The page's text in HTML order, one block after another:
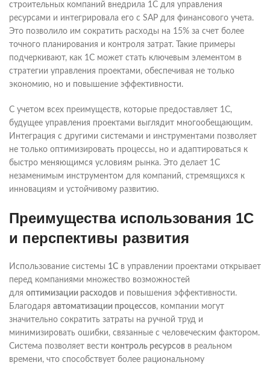
строительных компаний внедрила 1С для управления
ресурсами и интегрировала его с SAP для финансового учета.
Это позволило им сократить расходы на 15% за счет более
точного планирования и контроля затрат. Такие примеры
подчеркивают, как 1С может стать ключевым элементом в
стратегии управления проектами, обеспечивая не только
экономию, но и повышение эффективности.
С учетом всех преимуществ, которые предоставляет 1С,
будущее управления проектами выглядит многообещающим.
Интеграция с другими системами и инструментами позволяет
не только оптимизировать процессы, но и адаптироваться к
быстро меняющимся условиям рынка. Это делает 1С
незаменимым инструментом для компаний, стремящихся к
инновациям и устойчивому развитию.
Преимущества использования 1С
и перспективы развития
Использование системы 1С в управлении проектами открывает
перед компаниями множество возможностей
для оптимизации расходов и повышения эффективности.
Благодаря автоматизации процессов, компании могут
значительно сократить затраты на ручной труд и
минимизировать ошибки, связанные с человеческим фактором.
Система позволяет вести контроль ресурсов в реальном
времени, что способствует более рациональному